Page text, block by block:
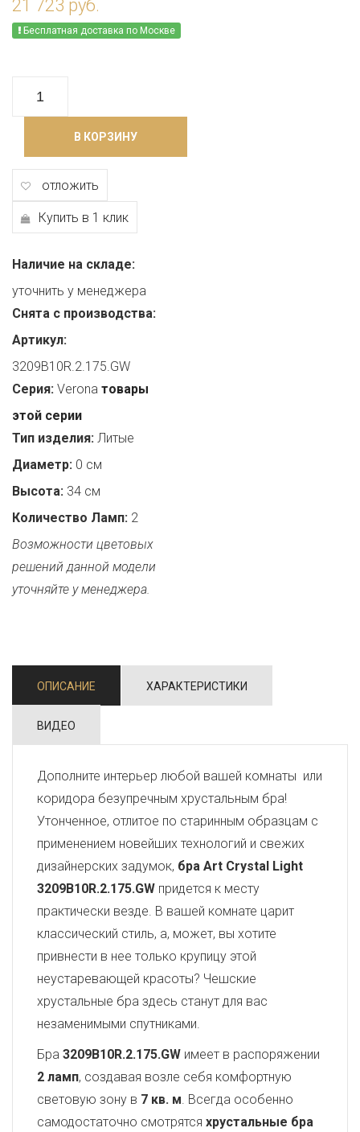
21 723 руб.
Бесплатная доставка по Москве
В КОРЗИНУ
отложить
Купить в 1 клик
Наличие на складе:
уточнить у менеджера
Снята с производства:
Артикул:
3209B10R.2.175.GW
Серия: Verona товары
этой серии
Тип изделия: Литые
Диаметр: 0 см
Высота: 34 см
Количество Ламп: 2
Возможности цветовых
решений данной модели
уточняйте у менеджера.
ОПИСАНИЕ ХАРАКТЕРИСТИКИ
ВИДЕО
Дополните интерьер любой вашей комнаты или
коридора безупречным хрустальным бра!
Утонченное, отлитое по старинным образцам с
применением новейших технологий и свежих
дизайнерских задумок, бра Art Crystal Light
3209B10R.2.175.GW придется к месту
практически везде. В вашей комнате царит
классический стиль, а, может, вы хотите
привнести в нее только крупицу этой
неустаревающей красоты? Чешские
хрустальные бра здесь станут для вас
незаменимыми спутниками.
Бра 3209B10R.2.175.GW имеет в распоряжении
2 ламп, создавая возле себя комфортную
световую зону в 7 кв. м. Всегда особенно
самодостаточно смотрятся хрустальные бра